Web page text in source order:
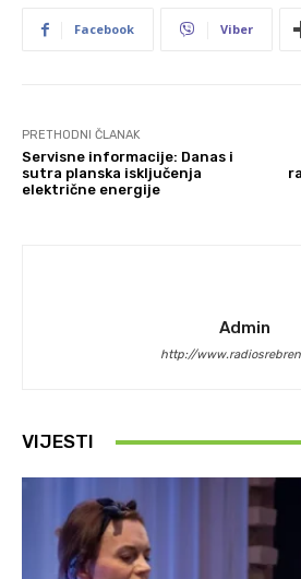
Facebook Viber
PRETHODNI ČLANAK
Servisne informacije: Danas i
sutra planska isključenja
električne energije
Admin
http://
VIJESTI